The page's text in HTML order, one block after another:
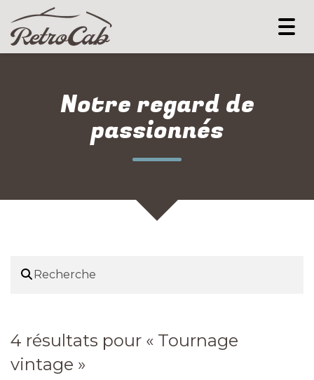
Notre regard de
passionnés
4 résultats pour « Tournage
vintage »